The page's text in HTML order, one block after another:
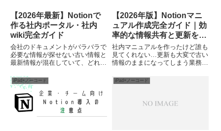
🍴 😋
🌸
【2026年最新】Notionで
作る社内ポータル・社内
wiki完全ガイド
会社のドキュメントがバラバラで
必要な情報が探せない古い情報と
最新情報が混在していて、どれが
めのシステムを導入したいけど、
コストと運用負担が心配だな企業
内の情報共有は、業務効率化とチ
ームコラボレーションの要とな
り...
【2026年版】Notionマニ
ュアル作成完全ガイド｜効
率的な情報共有と更新を実
現する方法
社内マニュアルを作ったけど誰も
見てくれない…更新も大変で古い
情報のままになってしまう業務の
ノウハウをうまく文書化できずに
困っている社内のマニュアルが散
見つからず時間を浪費している
iPad×ノーコード iPad×ノーコード